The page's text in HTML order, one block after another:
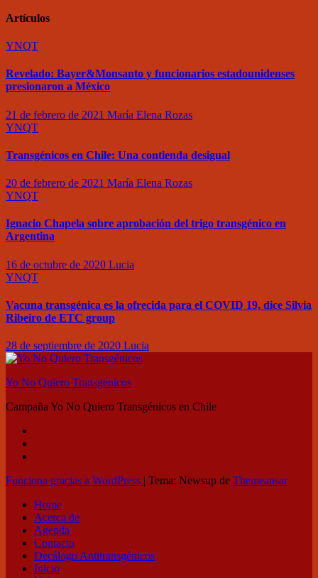
Artículos
YNQT
Revelado: Bayer&Monsanto y funcionarios estadounidenses
presionaron a México
21 de febrero de 2021 María Elena Rozas
YNQT
Transgénicos en Chile: Una contienda desigual
20 de febrero de 2021 María Elena Rozas
YNQT
Ignacio Chapela sobre aprobación del trigo transgénico en
Argentina
16 de octubre de 2020 Lucia
YNQT
Vacuna transgénica es la ofrecida para el COVID 19, dice Silvia
Ribeiro de ETC group
28 de septiembre de 2020 Lucia
Yo No Quiero Transgénicos
Campaña Yo No Quiero Transgénicos en Chile
Funciona gracias a WordPress | Tema: Newsup de Themeansar
Home
Acerca de
Agenda
Contacto
Decálogo Antitransgénicos
Inicio